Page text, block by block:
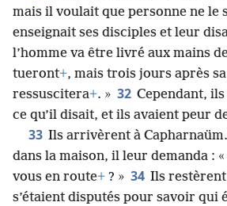
mais il voulait que personne ne le
enseignait ses disciples et leur
l’homme va être livré aux mains
tueront+, mais trois jours après
ressuscitera+. » 32 Cependant,
ce qu’il disait, et ils avaient peur
33 Ils arrivèrent à
dans la maison, il leur demanda :
vous en route+ ? » 34 Ils
s’étaient disputés pour savoir qui